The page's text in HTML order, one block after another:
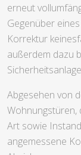
erneut
Gegenüber
Korrektur
außerdem dazu
Abgesehen von
Wohnungstüren,
Art sowie
angemessene